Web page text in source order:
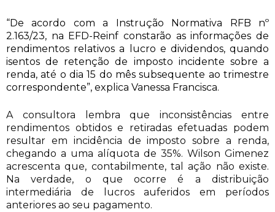
“De acordo com a Instrução Normativa RFB nº
2.163/23, na EFD-Reinf constarão as informações de
rendimentos relativos a lucro e dividendos, quando
isentos de retenção de imposto incidente sobre a
renda, até o dia 15 do mês subsequente ao trimestre
correspondente”, explica Vanessa Francisca.
A consultora lembra que inconsistências entre
rendimentos obtidos e retiradas efetuadas podem
resultar em incidência de imposto sobre a renda,
chegando a uma alíquota de 35%. Wilson Gimenez
acrescenta que, contabilmente, tal ação não existe.
Na verdade, o que ocorre é a distribuição
intermediária de lucros auferidos em períodos
anteriores ao seu pagamento.